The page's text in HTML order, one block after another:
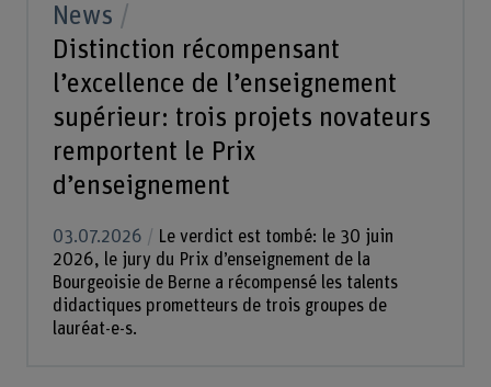
News
Distinction récompensant
l’excellence de l’enseignement
supérieur: trois projets novateurs
remportent le Prix
d’enseignement
03.07.2026
Le verdict est tombé: le 30 juin
2026, le jury du Prix d’enseignement de la
Bourgeoisie de Berne a récompensé les talents
didactiques prometteurs de trois groupes de
lauréat-e-s.